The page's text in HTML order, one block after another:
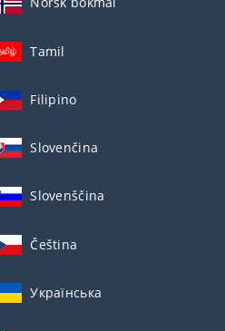
Tamil
Filipino
Slovenčina
Slovenščina
Čeština
Українська